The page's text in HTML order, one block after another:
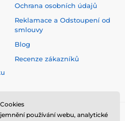
Ochrana osobních údajů
Reklamace a Odstoupení od
smlouvy
Blog
Recenze zákazníků
Cookies
používání webu, analytické